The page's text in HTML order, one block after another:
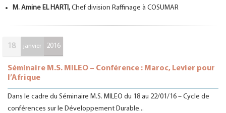
M. Amine EL HARTI, Chef division Raffinage à COSUMAR
18 janvier 2016
Séminaire M.S. MILEO – Conférence : Maroc, Levier pour
l’Afrique
Dans le cadre du Séminaire M.S. MILEO du 18 au 22/01/16 – Cycle de
conférences sur le Développement Durable...